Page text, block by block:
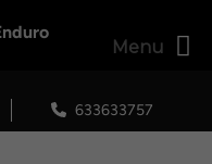
633633757
Menu